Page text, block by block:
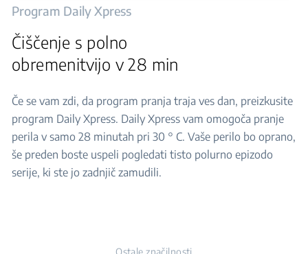
Program Daily Xpress
Čiščenje s polno
obremenitvijo v 28 min
Če se vam zdi, da program pranja traja ves dan, preizkusite
program Daily Xpress. Daily Xpress vam omogoča pranje
perila v samo 28 minutah pri 30 ° C. Vaše perilo bo oprano,
še preden boste uspeli pogledati tisto polurno epizodo
serije, ki ste jo zadnjič zamudili.
Ostale značilnosti